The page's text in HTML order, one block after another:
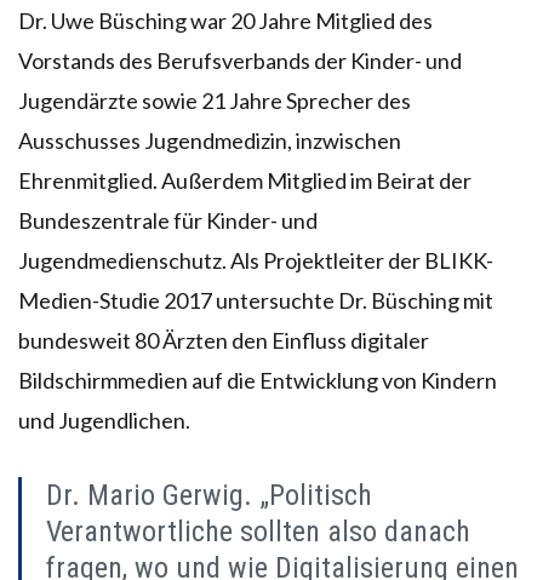
Dr. Uwe Büsching war 20 Jahre Mitglied des
Vorstands des Berufsverbands der Kinder- und
Jugendärzte sowie 21 Jahre Sprecher des
Ausschusses Jugendmedizin, inzwischen
Ehrenmitglied. Außerdem Mitglied im Beirat der
Bundeszentrale für Kinder- und
Jugendmedienschutz. Als Projektleiter der BLIKK-
Medien-Studie 2017 untersuchte Dr. Büsching mit
bundesweit 80 Ärzten den Einfluss digitaler
Bildschirmmedien auf die Entwicklung von Kindern
und Jugendlichen.
Dr. Mario Gerwig. „Politisch
Verantwortliche sollten also danach
fragen, wo und wie Digitalisierung einen